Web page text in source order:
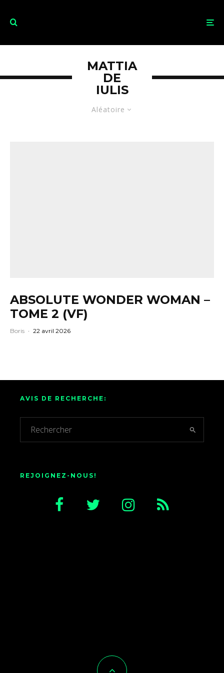
Aléatoire
MATTIA
DE
IULIS
ABSOLUTE WONDER WOMAN –
TOME 2 (VF)
Boris · 22 avril 2026
AVIS DE RECHERCHE:
REJOIGNEZ-NOUS!